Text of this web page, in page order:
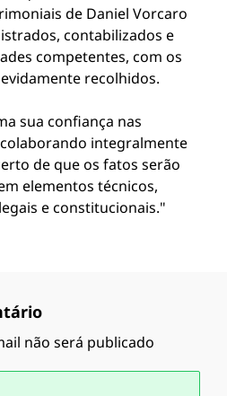
de Daniel Vorcaro
contabilizados e
competentes, com os
recolhidos.
sua confiança nas
integralmente
de que os fatos serão
elementos técnicos,
e constitucionais."
não será publicado